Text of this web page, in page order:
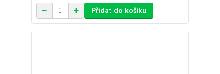
Přidat do košíku